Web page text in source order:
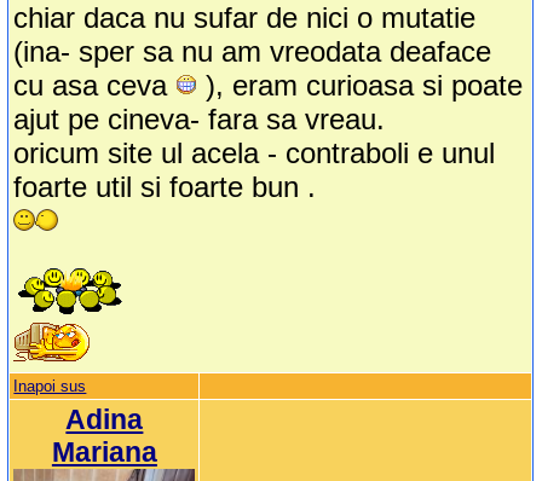
chiar daca nu sufar de nici o mutatie
(ina- sper sa nu am vreodata deaface
cu asa ceva
), eram curioasa si poate
ajut pe cineva- fara sa vreau.
oricum site ul acela - contraboli e unul
foarte util si foarte bun .
Inapoi sus
Adina
Mariana